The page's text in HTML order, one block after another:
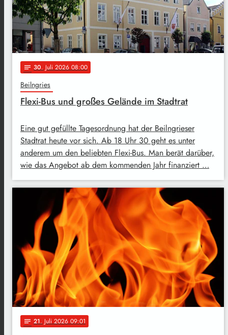
notes 30. Juli 2026 08:00
Beilngries
Flexi-Bus und großes Gelände im Stadtrat
Eine gut gefüllte Tagesordnung hat der Beilngrieser
Stadtrat heute vor sich. Ab 18 Uhr 30 geht es unter
anderem um den beliebten Flexi-Bus. Man berät darüber,
wie das Angebot ab dem kommenden Jahr finanziert …
notes 21. Juli 2026 09:01